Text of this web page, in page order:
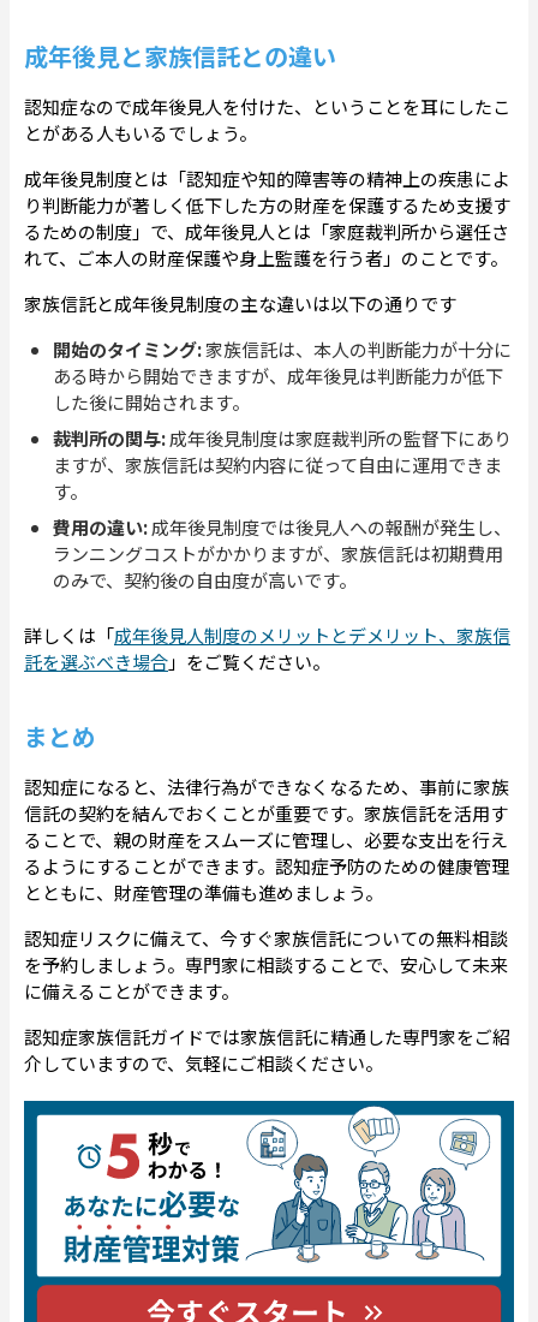
成年後見と家族信託との違い
認知症なので成年後見人を付けた、ということを耳にしたこ
とがある人もいるでしょう。
成年後見制度とは「認知症や知的障害等の精神上の疾患によ
り判断能力が著しく低下した方の財産を保護するため支援す
るための制度」で、成年後見人とは「家庭裁判所から選任さ
れて、ご本人の財産保護や身上監護を行う者」のことです。
家族信託と成年後見制度の主な違いは以下の通りです
開始のタイミング:家族信託は、本人の判断能力が十分に
ある時から開始できますが、成年後見は判断能力が低下
した後に開始されます。
裁判所の関与:成年後見制度は家庭裁判所の監督下にあり
ますが、家族信託は契約内容に従って自由に運用できま
す。
費用の違い:成年後見制度では後見人への報酬が発生し、
ランニングコストがかかりますが、家族信託は初期費用
のみで、契約後の自由度が高いです。
詳しくは「成年後見人制度のメリットとデメリット、家族信
託を選ぶべき場合」をご覧ください。
まとめ
認知症になると、法律行為ができなくなるため、事前に家族
信託の契約を結んでおくことが重要です。家族信託を活用す
ることで、親の財産をスムーズに管理し、必要な支出を行え
るようにすることができます。認知症予防のための健康管理
とともに、財産管理の準備も進めましょう。
認知症リスクに備えて、今すぐ家族信託についての無料相談
を予約しましょう。専門家に相談することで、安心して未来
に備えることができます。
認知症家族信託ガイドでは家族信託に精通した専門家をご紹
介していますので、気軽にご相談ください。